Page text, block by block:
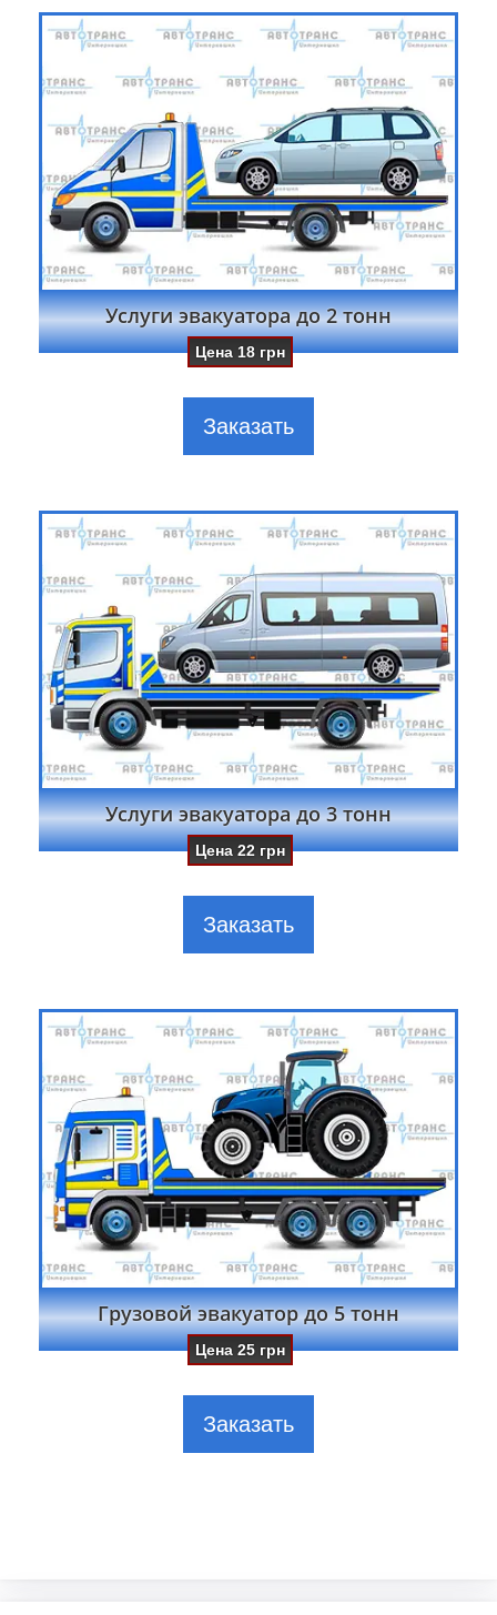
Услуги эвакуатора до 2 тонн
Цена18 грн
Заказать
Услуги эвакуатора до 3 тонн
Цена22 грн
Заказать
Грузовой эвакуатор до 5 тонн
Цена25 грн
Заказать